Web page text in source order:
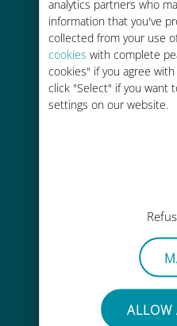
analytics partners who
information that you've
collected from your use
cookies with complete
cookies" if you agree
click "Select" if you want
settings on our website.
ALLOW
alta calidad
Fácil